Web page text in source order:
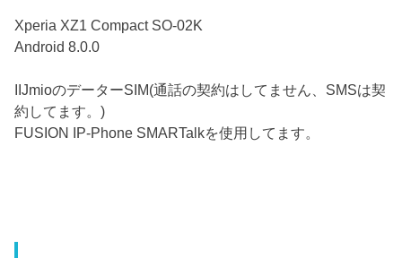
Xperia XZ1 Compact SO-02K
Android 8.0.0
IIJmioのデーターSIM(通話の契約はしてません、SMSは契
約してます。)
FUSION IP-Phone SMARTalkを使用してます。